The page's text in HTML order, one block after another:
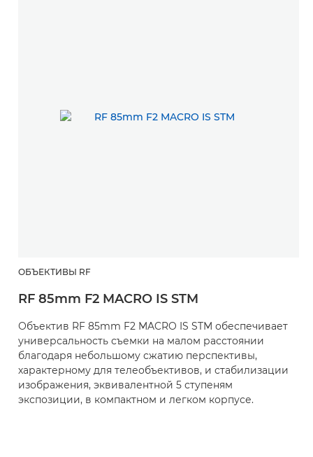
ОБЪЕКТИВЫ RF
RF 85mm F2 MACRO IS STM
Объектив RF 85mm F2 MACRO IS STM обеспечивает
универсальность съемки на малом расстоянии
благодаря небольшому сжатию перспективы,
характерному для телеобъективов, и стабилизации
изображения, эквивалентной 5 ступеням
экспозиции, в компактном и легком корпусе.